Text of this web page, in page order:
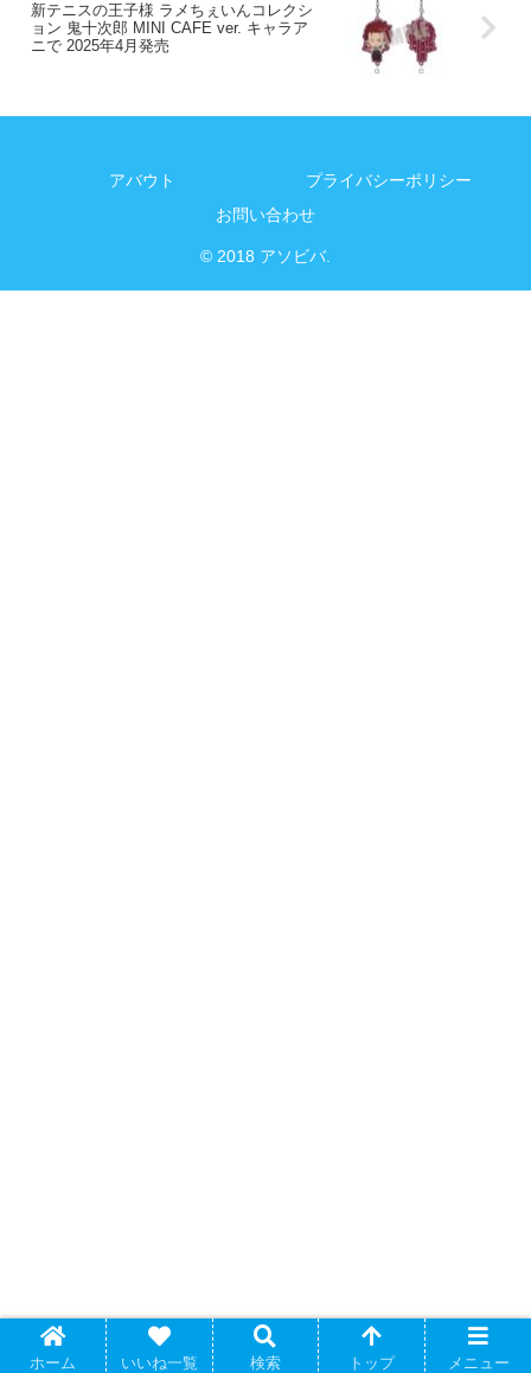
新テニスの王子様 ラメちぇいんコレクシ
ョン 鬼十次郎 MINI CAFE ver. キャラア
ニで 2025年4月発売
アバウト
プライバシーポリシー
お問い合わせ
© 2018 アソビバ.
ホーム いいね一覧 検索 トップ メニュー